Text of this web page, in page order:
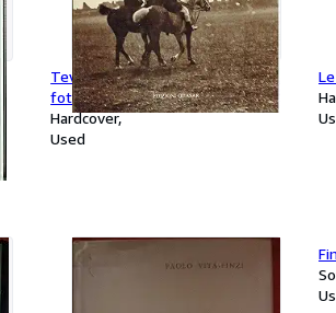
Tevere e Agro romano dalle
fotografie di Giuseppe Primoli
Hardcover
Used